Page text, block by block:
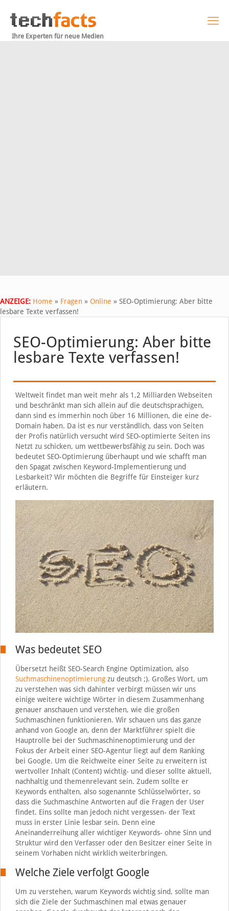
Ihre Experten für neue Medien
ANZEIGE: Home » Fragen » Online » SEO-Optimierung: Aber bitte
lesbare Texte verfassen!
SEO-Optimierung: Aber bitte
lesbare Texte verfassen!
Weltweit findet man weit mehr als 1,2 Milliarden Webseiten
und beschränkt man sich allein auf die deutschsprachigen,
dann sind es immerhin noch über 16 Millionen, die eine de-
Domain haben. Da ist es nur verständlich, dass von Seiten
der Profis natürlich versucht wird SEO-optimierte Seiten ins
Netzt zu schicken, um wettbewerbsfähig zu sein. Doch was
bedeutet SEO-Optimierung überhaupt und wie schafft man
den Spagat zwischen Keyword-Implementierung und
Lesbarkeit? Wir möchten die Begriffe für Einsteiger kurz
erläutern.
Was bedeutet SEO
Übersetzt heißt SEO-Search Engine Optimization, also
Suchmaschinenoptimierungzu deutsch ;). Großes Wort, um
zu verstehen was sich dahinter verbirgt müssen wir uns
einige weitere wichtige Wörter in diesem Zusammenhang
genauer anschauen und verstehen, wie die großen
Suchmaschinen funktionieren. Wir schauen uns das ganze
anhand von Google an, denn der Marktführer spielt die
Hauptrolle bei der Suchmaschinenoptimierung und der
Fokus der Arbeit einer SEO-Agentur liegt auf dem Ranking
bei Google. Um die Reichweite einer Seite zu erweitern ist
wertvoller Inhalt (Content) wichtig- und dieser sollte aktuell,
nachhaltig und themenrelevant sein. Zudem sollte er
Keywords enthalten, also sogenannte Schlüsselwörter, so
dass die Suchmaschine Antworten auf die Fragen der User
findet. Eins sollte man jedoch nicht vergessen- der Text
muss in erster Linie lesbar sein. Denn eine
Aneinanderreihung aller wichtiger Keywords- ohne Sinn und
Struktur wird den Verfasser oder den Besitzer einer Seite in
seinem Vorhaben nicht wirklich weiterbringen.
Welche Ziele verfolgt Google
Um zu verstehen, warum Keywords wichtig sind, sollte man
sich die Ziele der Suchmaschinen mal etwas genauer